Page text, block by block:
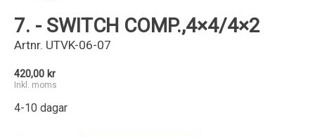
7. - SWITCH COMP.,4×4/4×2
Artnr. UTVK-06-07
420,00 kr
Inkl. moms
4-10 dagar